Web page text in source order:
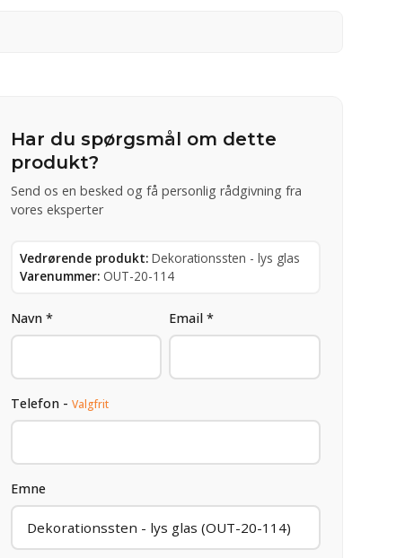
Har du spørgsmål om dette
produkt?
Send os en besked og få personlig rådgivning fra
vores eksperter
Vedrørende produkt: Dekorationssten - lys glas
Varenummer: OUT-20-114
Navn * Email *
Telefon - Valgfrit
Emne